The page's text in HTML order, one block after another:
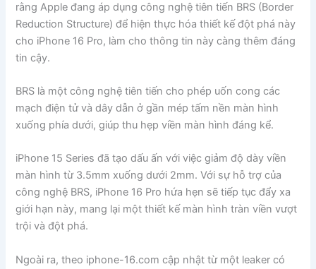
rằng Apple đang áp dụng công nghệ tiên tiến BRS (Border
Reduction Structure) để hiện thực hóa thiết kế đột phá này
cho iPhone 16 Pro, làm cho thông tin này càng thêm đáng
tin cậy.
BRS là một công nghệ tiên tiến cho phép uốn cong các
mạch điện tử và dây dẫn ở gần mép tấm nền màn hình
xuống phía dưới, giúp thu hẹp viền màn hình đáng kể.
iPhone 15 Series đã tạo dấu ấn với việc giảm độ dày viền
màn hình từ 3.5mm xuống dưới 2mm. Với sự hỗ trợ của
công nghệ BRS, iPhone 16 Pro hứa hẹn sẽ tiếp tục đẩy xa
giới hạn này, mang lại một thiết kế màn hình tràn viền vượt
trội và đột phá.
Ngoài ra, theo iphone-16.com cập nhật từ một leaker có